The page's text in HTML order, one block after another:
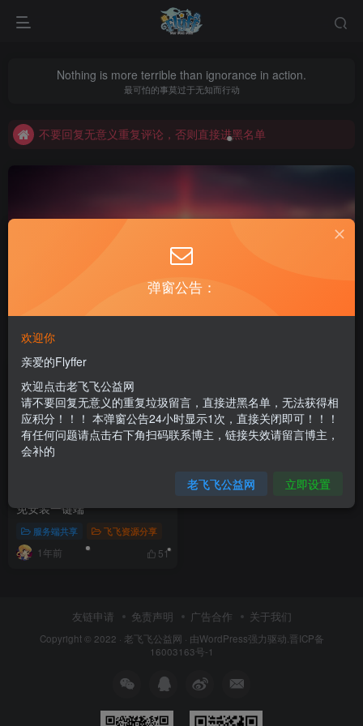
Nothing is more terrible than ignorance in action.
最可怕的事莫过于无知而行动
不要回复无意义重复评论，否则直接进黑名单
老飞飞公益网全新改版：新年新开始
共1篇
排序
免安装一键端
服务端共享 飞飞资源分享
1年前 51
友链申请 免责声明 广告合作 关于我们
Copyright © 2022 · 老飞飞公益网 · 由WordPress强力驱动. 晋ICP备
16003163号-1
弹窗公告：
欢迎你
亲爱的Flyffer
欢迎点击老飞飞公益网
请不要回复无意义的重复垃圾留言，直接进黑名单，无法获得相
应积分！！！ 本弹窗公告24小时显示1次，直接关闭即可！！！
有任何问题请点击右下角扫码联系博主，链接失效请留言博主，
会补的
老飞飞公益网 立即设置